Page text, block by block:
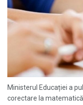
​​Ministerul Educației a
corectare la